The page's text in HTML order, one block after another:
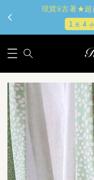
現貨&古著★超
1 天 4